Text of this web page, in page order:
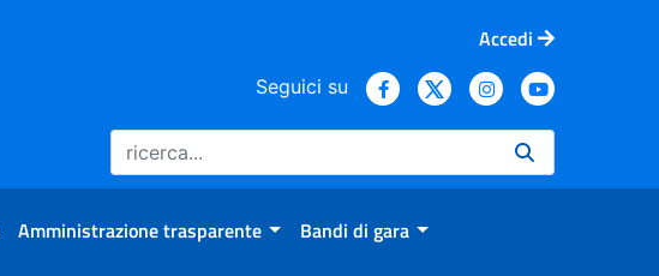
Accedi
Seguici su
Amministrazione trasparente Bandi di gara